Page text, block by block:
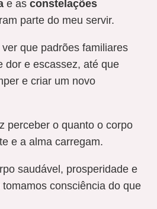
e as constelações
parte do meu servir.
que padrões familiares
dor e escassez, até que
e criar um novo
perceber o quanto o corpo
e a alma carregam.
saudável, prosperidade e
consciência do que